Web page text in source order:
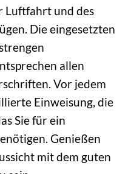
Luftfahrt und des
Die eingesetzten
allen
Vor jedem
Einweisung, die
Sie für ein
Genießen
mit dem guten